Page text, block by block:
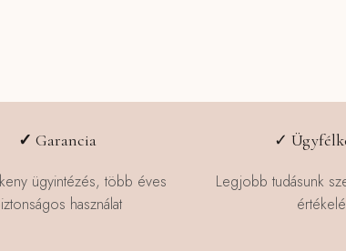
✓ Garancia
ügyintézés, több éves
használat
✓
Legjobb tudásunk